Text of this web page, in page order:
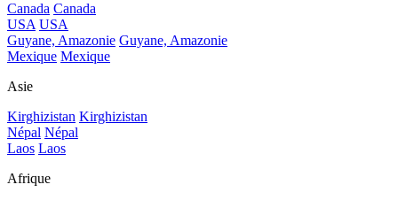
Canada Canada
USA USA
Guyane, Amazonie Guyane, Amazonie
Mexique Mexique
Asie
Kirghizistan Kirghizistan
Népal Népal
Laos Laos
Afrique